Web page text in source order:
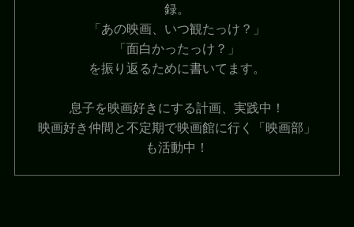
録。
「あの映画、いつ観たっけ？」
「面白かったっけ？」
を振り返るために書いてます。
息子を映画好きにする計画、実践中！
映画好き仲間と不定期で映画館に行く「映画部」
も活動中！